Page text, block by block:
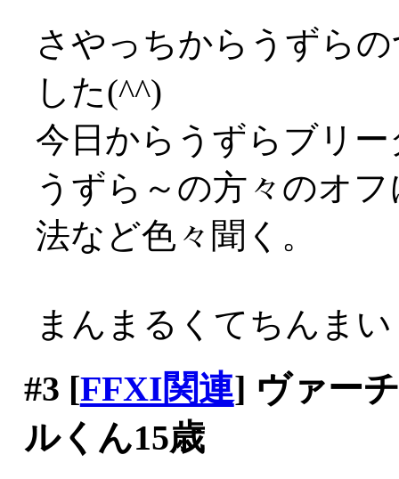
さやっちからうずら
した(^^)
今日からうずらブリー
うずら～の方々のオ
法など色々聞く。
まんまるくてちんま
#3 [FFXI関連] ヴァー
ルくん15歳